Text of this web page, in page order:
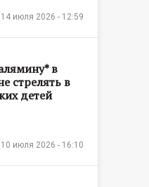
14 июля 2026 - 12:59
в
стрелять в
детей
10 июля 2026 - 16:10